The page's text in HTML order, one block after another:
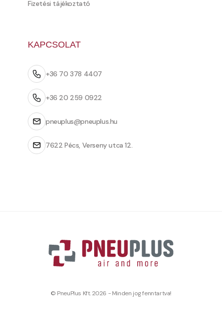
Fizetési tájékoztató
KAPCSOLAT
+36 70 378 4407
+36 20 259 0922
pneuplus@pneuplus.hu
7622 Pécs, Verseny utca 12.
© PneuPlus Kft. 2026 - Minden jog fenntartva!